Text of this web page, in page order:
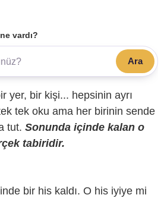
vardı?
Ara
yer, bir kişi... hepsinin ayrı
tek oku ama her birinin sende
tut. Sonunda içinde kalan o
tabiridir.
bir his kaldı. O his iyiye mi